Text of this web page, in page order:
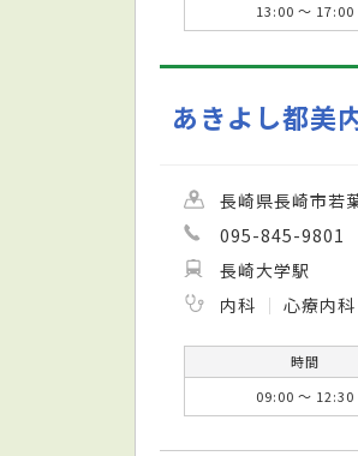
13:00 ～ 17:00
あきよし都美
長崎県長崎市若
095-845-9801
長崎大学駅
内科
心療内科
時間
09:00 ～ 12:30